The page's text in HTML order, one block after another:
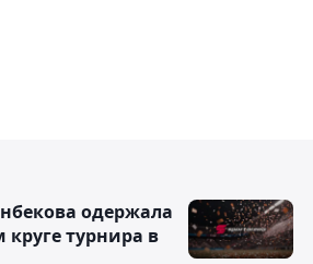
одержала
круге турнира в